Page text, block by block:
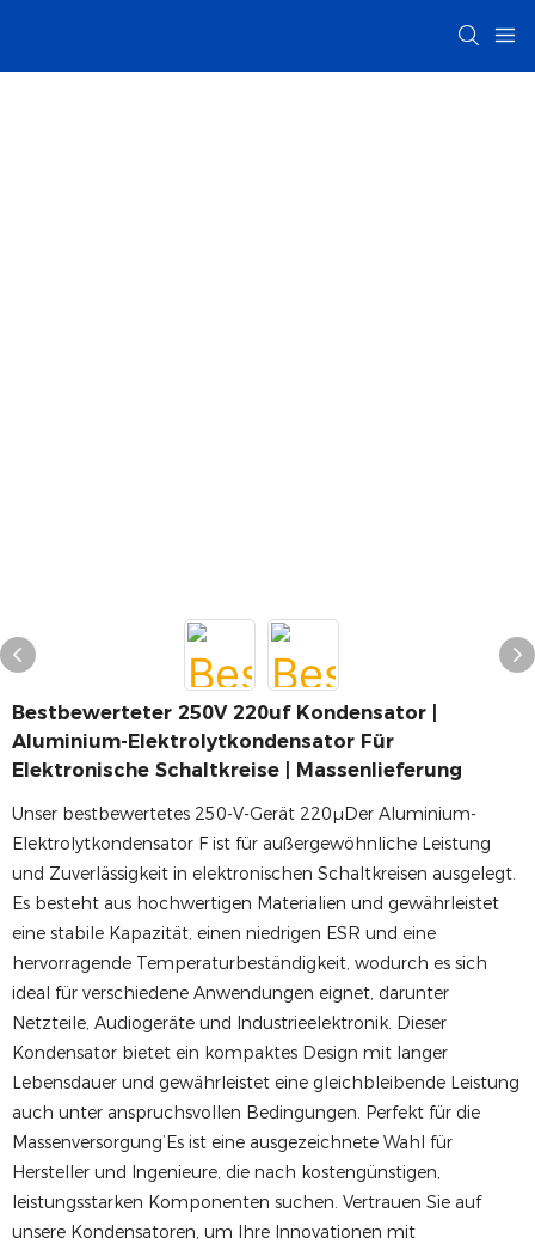
Bestbewerteter 250V 220uf Kondensator |
Aluminium-Elektrolytkondensator Für
Elektronische Schaltkreise | Massenlieferung
Unser bestbewertetes 250-V-Gerät 220μDer Aluminium-
Elektrolytkondensator F ist für außergewöhnliche Leistung
und Zuverlässigkeit in elektronischen Schaltkreisen ausgelegt.
Es besteht aus hochwertigen Materialien und gewährleistet
eine stabile Kapazität, einen niedrigen ESR und eine
hervorragende Temperaturbeständigkeit, wodurch es sich
ideal für verschiedene Anwendungen eignet, darunter
Netzteile, Audiogeräte und Industrieelektronik. Dieser
Kondensator bietet ein kompaktes Design mit langer
Lebensdauer und gewährleistet eine gleichbleibende Leistung
auch unter anspruchsvollen Bedingungen. Perfekt für die
Massenversorgung’Es ist eine ausgezeichnete Wahl für
Hersteller und Ingenieure, die nach kostengünstigen,
leistungsstarken Komponenten suchen. Vertrauen Sie auf
unsere Kondensatoren, um Ihre Innovationen mit